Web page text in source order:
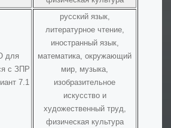
для
с ЗПР
7.1
русский язык,
литературное чтение,
иностранный язык,
математика, окружающий
мир, музыка,
изобразительное
искусство и
художественный труд,
физическая культура